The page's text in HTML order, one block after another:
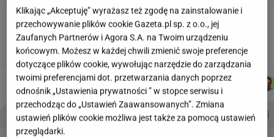
Wakacyjne aktywności a kurzajki. O czym
warto pamiętać, by uniknąć problemu?
MATERIAŁ PROMOCYJNY
Autorzy:
MARTA
KORYCKA
AGNIESZKA
NIEDZIAŁEK
JOANNA
CHOJNACKA
DOMINIK
PROBLEMY POLSKICH SIATKARZY ZNAK Z '30' WISŁAWA SZYMBORSKA
Klikając „Akceptuję” wyrażasz też zgodę na zainstalowanie i
przechowywanie plików cookie Gazeta.pl sp. z o.o., jej
Zaufanych Partnerów i Agora S.A. na Twoim urządzeniu
końcowym. Możesz w każdej chwili zmienić swoje preferencje
dotyczące plików cookie, wywołując narzędzie do zarządzania
twoimi preferencjami dot. przetwarzania danych poprzez
odnośnik „Ustawienia prywatności ” w stopce serwisu i
przechodząc do „Ustawień Zaawansowanych”. Zmiana
ustawień plików cookie możliwa jest także za pomocą ustawień
przeglądarki.